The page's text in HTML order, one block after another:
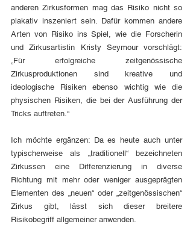
anderen Zirkusformen mag das Risiko nicht so
plakativ inszeniert sein. Dafür kommen andere
Arten von Risiko ins Spiel, wie die Forscherin
und Zirkusartistin Kristy Seymour vorschlägt:
„Für erfolgreiche zeitgenössische
Zirkusproduktionen sind kreative und
ideologische Risiken ebenso wichtig wie die
physischen Risiken, die bei der Ausführung der
Tricks auftreten.“
Ich möchte ergänzen: Da es heute auch unter
typischerweise als „traditionell“ bezeichneten
Zirkussen eine Differenzierung in diverse
Richtung mit mehr oder weniger ausgeprägten
Elementen des „neuen“ oder „zeitgenössischen“
Zirkus gibt, lässt sich dieser breitere
Risikobegriff allgemeiner anwenden.